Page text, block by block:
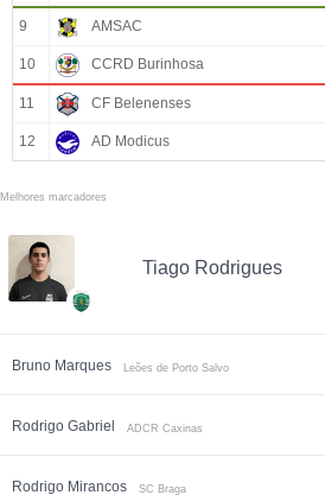
9 AMSAC
10 CCRD Burinhosa
11 CF Belenenses
12 AD Modicus
Melhores marcadores
Tiago Rodrigues
Bruno Marques Leões de Porto Salvo
Rodrigo Gabriel ADCR Caxinas
Rodrigo Mirancos SC Braga